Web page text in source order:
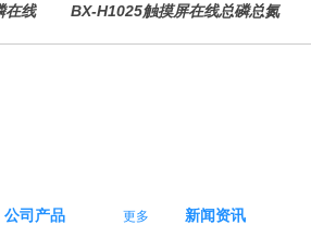
在线
BX-H1025触摸屏在线总磷总氮
新闻资讯
公司产品 更多